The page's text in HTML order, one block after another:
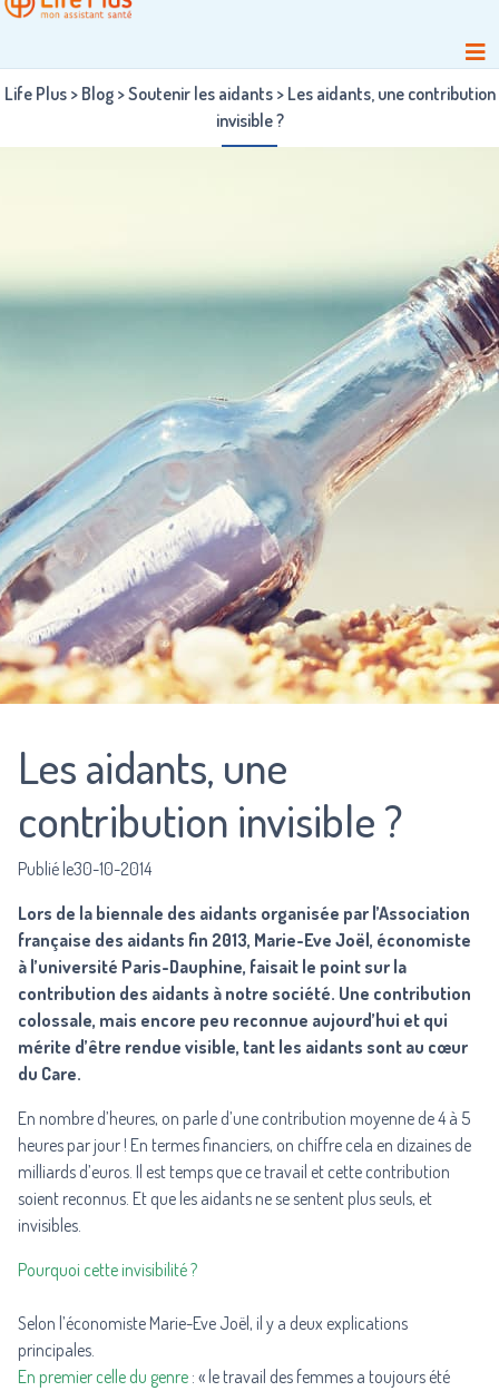
Life Plus> Blog>Soutenir les aidants> Les aidants, une contribution
invisible ?
Les aidants, une
contribution invisible ?
Publié le30-10-2014
Lors de la biennale des aidants organisée par l’Association
française des aidants fin 2013, Marie-Eve Joël, économiste
à l’université Paris-Dauphine, faisait le point sur la
contribution des aidants à notre société. Une contribution
colossale, mais encore peu reconnue aujourd’hui et qui
mérite d’être rendue visible, tant les aidants sont au cœur
du Care.
En nombre d’heures, on parle d’une contribution moyenne de 4 à 5
heures par jour ! En termes financiers, on chiffre cela en dizaines de
milliards d’euros. Il est temps que ce travail et cette contribution
soient reconnus. Et que les aidants ne se sentent plus seuls, et
invisibles.
Pourquoi cette invisibilité ?
Selon l’économiste Marie-Eve Joël, il y a deux explications
principales.
En premier celle du genre : « le travail des femmes a toujours été